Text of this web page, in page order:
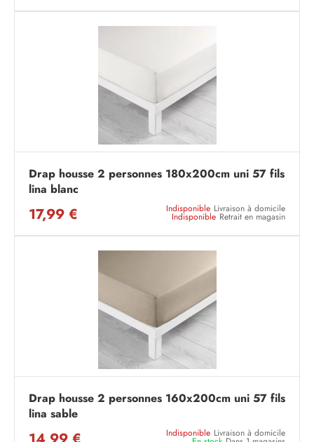
Drap housse 2 personnes 180x200cm uni 57 fils
lina blanc
17,99 € Indisponible Livraison à domicile
Indisponible Retrait en magasin
Drap housse 2 personnes 160x200cm uni 57 fils
lina sable
Indisponible Livraison à domicile